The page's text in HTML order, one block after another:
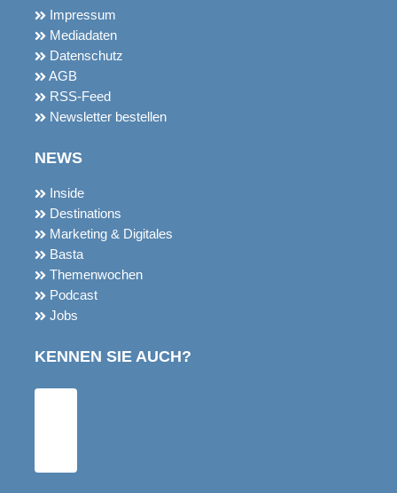
Entwarnung für Estland
SERVICE
Über uns
Mediadaten
Datenschutz
AGB
RSS-Feed
Newsletter bestellen
NEWS
Inside
Marketing & Digitales
Jobs